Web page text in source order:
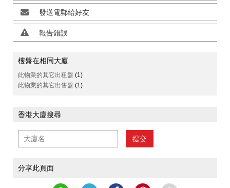
發送電郵給好友
報告錯誤
樓盤在相同大廈
此物業的其它出租盤 (1)
此物業的其它出售盤 (1)
香港大廈搜尋
提交
分享此頁面